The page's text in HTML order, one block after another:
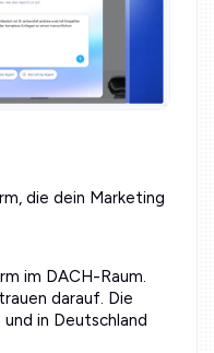
die dein Marketing
im DACH-Raum.
darauf. Die
in Deutschland